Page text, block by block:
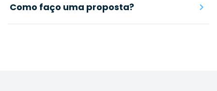
Como faço uma proposta?